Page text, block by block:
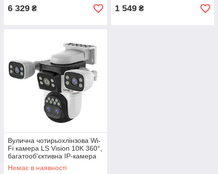
6 329 ₴ 1 549 ₴
Вулична чотирьохлінзова Wi-
Fi камера LS Vision 10K 360°,
багатооб'єктивна IP-камера
відеоспостереження з
автотрекінгом, біла
Немає в наявності